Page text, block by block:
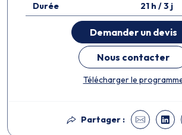
Durée 21 h / 3 j
Demander un devis
Nous contacter
Télécharger le
Partager :